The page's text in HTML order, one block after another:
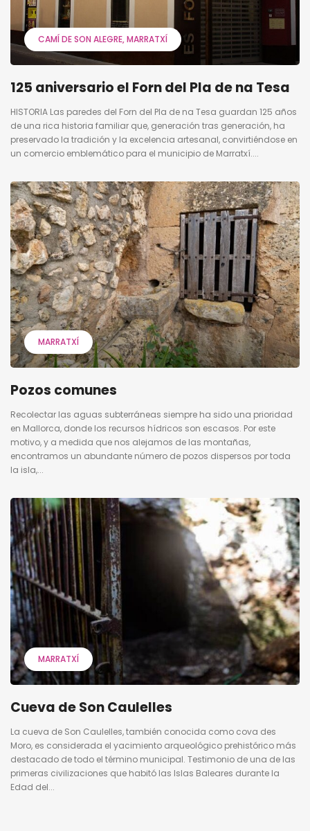
CAMÍ DE SON ALEGRE MARRATXÍ
125 aniversario el Forn del Pla de na Tesa
HISTORIA Las paredes del Forn del Pla de na Tesa guardan 125 años
de una rica historia familiar que, generación tras generación, ha
preservado la tradición y la excelencia artesanal, convirtiéndose en
un comercio emblemático para el municipio de Marratxí....
MARRATXÍ
Pozos comunes
Recolectar las aguas subterráneas siempre ha sido una prioridad
en Mallorca, donde los recursos hídricos son escasos. Por este
motivo, y a medida que nos alejamos de las montañas,
encontramos un abundante número de pozos dispersos por toda
la isla,...
MARRATXÍ
Cueva de Son Caulelles
La cueva de Son Caulelles, también conocida como cova des
Moro, es considerada el yacimiento arqueológico prehistórico más
destacado de todo el término municipal. Testimonio de una de las
primeras civilizaciones que habitó las Islas Baleares durante la
Edad del...